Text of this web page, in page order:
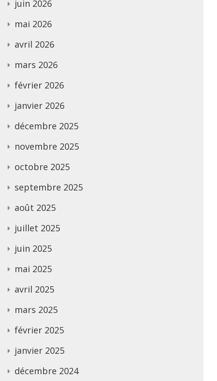
juin 2026
mai 2026
avril 2026
mars 2026
février 2026
janvier 2026
décembre 2025
novembre 2025
octobre 2025
septembre 2025
août 2025
juillet 2025
juin 2025
mai 2025
avril 2025
mars 2025
février 2025
janvier 2025
décembre 2024